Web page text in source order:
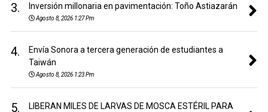
3. Inversión millonaria en pavimentación: Toño Astiazarán
Agosto 8, 2026 1:27 Pm
4.
Envía Sonora a tercera generación de estudiantes a
Taiwán
Agosto 8, 2026 1:23 Pm
5.
LIBERAN MILES DE LARVAS DE MOSCA ESTÉRIL PARA